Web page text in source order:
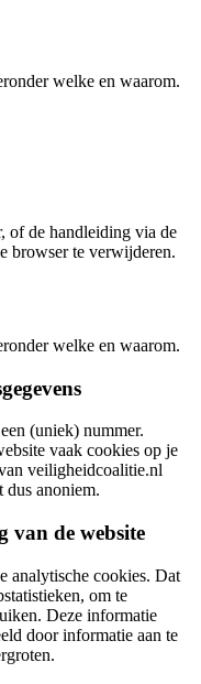
welke en waarom.
of de handleiding via de
browser te verwijderen.
welke en waarom.
(uniek) nummer.
vaak cookies op je
veiligheidcoalitie.nl
dus anoniem.
van de website
analytische cookies. Dat
om te
Deze informatie
door informatie aan te